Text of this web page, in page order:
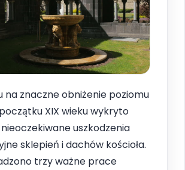
na znaczne obniżenie poziomu
XIX wieku wykryto
uszkodzenia
sklepień i dachów kościoła.
trzy ważne prace